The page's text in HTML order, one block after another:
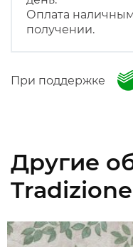
Оплата
получении.
При поддержке
Другие